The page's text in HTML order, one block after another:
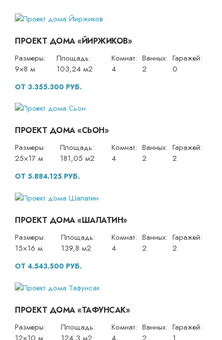
ПРОЕКТ ДОМА «ЙИРЖИКОВ»
Размеры:
9×8 м
Площадь:
103,24 м2
Комнат:
4
Ванных:
2
Гаражей:
0
ОТ 3.355.300 РУБ.
ПРОЕКТ ДОМА «СЬОН»
Размеры:
25×17 м
Площадь:
181,05 м2
Комнат:
4
Ванных:
2
Гаражей:
2
ОТ 5.884.125 РУБ.
ПРОЕКТ ДОМА «ШАЛАТИН»
Размеры:
15×16 м
Площадь:
139,8 м2
Комнат:
4
Ванных:
2
Гаражей:
2
ОТ 4.543.500 РУБ.
ПРОЕКТ ДОМА «ТАФУНСАК»
Размеры:
12×10 м
Площадь:
124,3 м2
Комнат:
4
Ванных:
2
Гаражей:
1